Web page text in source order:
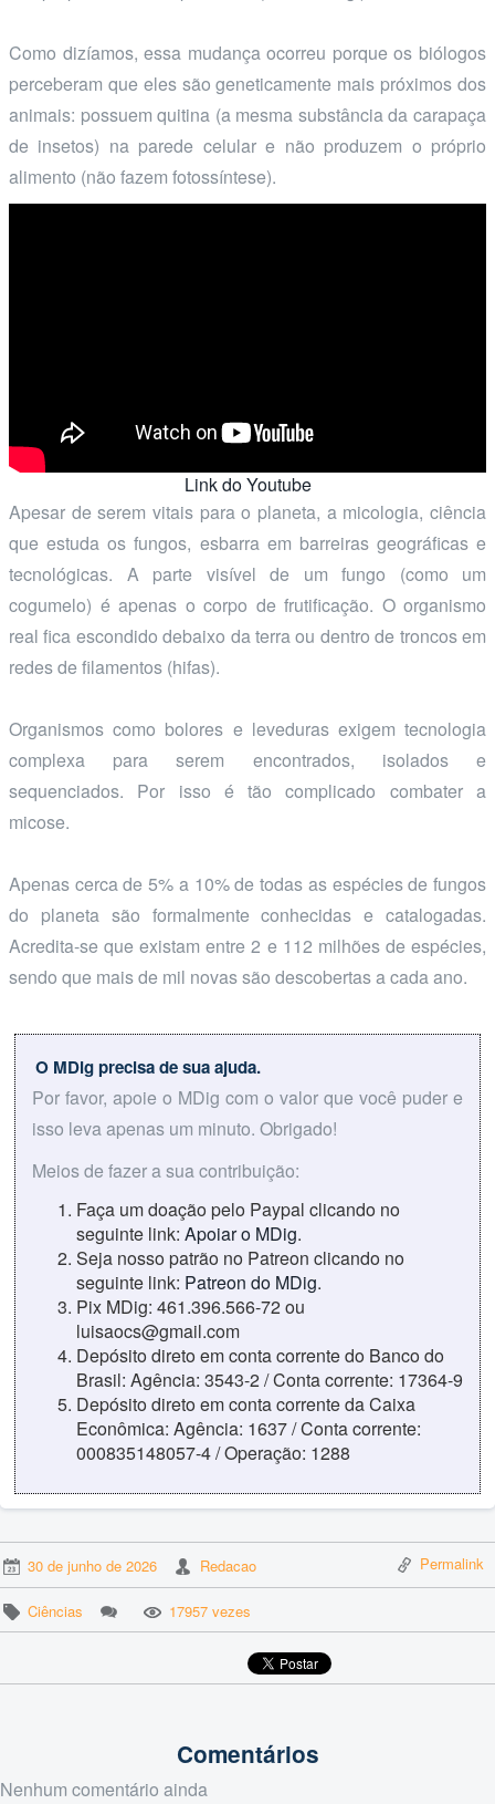
Como dizíamos, essa mudança ocorreu porque os biólogos
perceberam que eles são geneticamente mais próximos dos
animais: possuem quitina (a mesma substância da carapaça
de insetos) na parede celular e não produzem o próprio
alimento (não fazem fotossíntese).
Link do Youtube
Apesar de serem vitais para o planeta, a micologia, ciência
que estuda os fungos, esbarra em barreiras geográficas e
tecnológicas. A parte visível de um fungo (como um
cogumelo) é apenas o corpo de frutificação. O organismo
real fica escondido debaixo da terra ou dentro de troncos em
redes de filamentos (hifas).
Organismos como bolores e leveduras exigem tecnologia
complexa para serem encontrados, isolados e
sequenciados. Por isso é tão complicado combater a
micose.
Apenas cerca de 5% a 10% de todas as espécies de fungos
do planeta são formalmente conhecidas e catalogadas.
Acredita-se que existam entre 2 e 112 milhões de espécies,
sendo que mais de mil novas são descobertas a cada ano.
O MDig precisa de sua ajuda.
Por favor, apoie o MDig com o valor que você puder e
isso leva apenas um minuto. Obrigado!
Meios de fazer a sua contribuição:
Faça um doação pelo Paypal clicando no
seguinte link: Apoiar o MDig.
Seja nosso patrão no Patreon clicando no
seguinte link: Patreon do MDig.
Pix MDig: 461.396.566-72 ou
luisaocs@gmail.com
Depósito direto em conta corrente do Banco do
Brasil: Agência: 3543-2 / Conta corrente: 17364-9
Depósito direto em conta corrente da Caixa
Econômica: Agência: 1637 / Conta corrente:
000835148057-4 / Operação: 1288
30 de junho de 2026 Redacao Permalink
Ciências 17957 vezes
Comentários
Nenhum comentário ainda